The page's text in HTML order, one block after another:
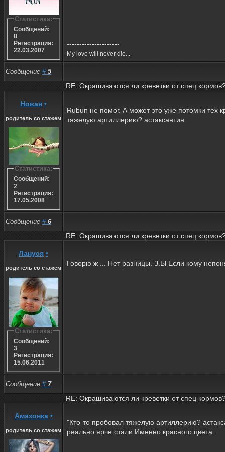
Статистика:
Сообщений:
8
Регистрация:
22.03.2007
---------------------
My love will never die...
Сообщение # 5
RE: Окрашиваются ли креветки от спец
Новая •
родитель со стажем
Статистика:
Сообщений:
2
Регистрация:
17.05.2008
Rubun не помог. А может это уже потомки тех
тяжелую артиллерию? астаксантин
Сообщение # 6
RE: Окрашиваются ли креветки от спец
Лануся •
родитель со стажем
Статистика:
Сообщений:
3
Регистрация:
15.06.2011
Говорю ж ... Нет разницы. З.Ы Если кому
Сообщение # 7
RE: Окрашиваются ли креветки от спец
Амазонка •
родитель со стажем
"Кто-то пробовал тяжелую артиллерию?
реально ярче стали.Именно красного цвета.